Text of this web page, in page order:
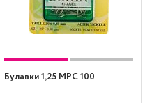
Булавки 1,25 MPC 100